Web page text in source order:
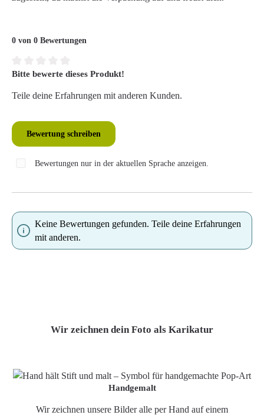
0 von 0 Bewertungen
Durchschnittliche Bewertung von 0 von 5 Sternen
Bitte bewerte dieses Produkt!
Teile deine Erfahrungen mit anderen Kunden.
Bewertung schreiben
Bewertungen nur in der aktuellen Sprache anzeigen.
Keine Bewertungen gefunden. Teile deine Erfahrungen
mit anderen.
Wir zeichnen dein Foto als Karikatur
Handgemalt
Wir zeichnen unsere Bilder alle per Hand auf einem